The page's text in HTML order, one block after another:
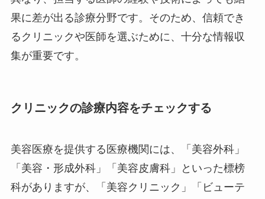
果に差が出る診療分野です。そのため、信頼でき
るクリニックや医師を選ぶために、十分な情報収
集が重要です。
クリニックの診療内容をチェックする
美容医療を提供する医療機関には、「美容外科」
「美容・形成外科」「美容皮膚科」といった標榜
科がありますが、「美容クリニック」「ビューテ